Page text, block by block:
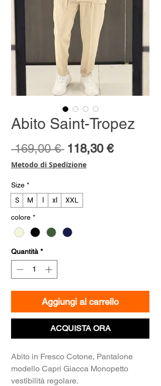
Abito Saint-Tropez
169,00 € Prezzo
regolare
118,30 €Prezzo
Metodo di Spedizione
Size *
S
M xl XXL
colore *
Quantità *
Aggiungi al carrello
ACQUISTA ORA
Abito in Fresco Cotone, Pantalone
modello Capri Giacca Monopetto
vestibilità regolare.